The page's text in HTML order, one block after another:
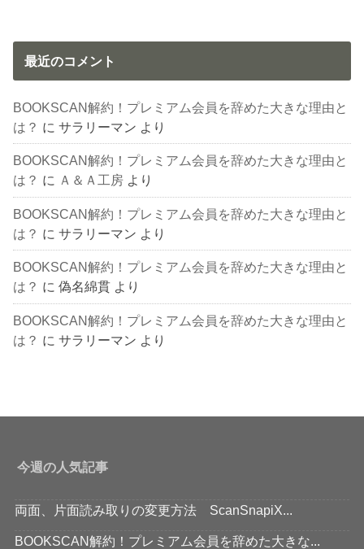
最近のコメント
BOOKSCAN解約！プレミアム会員を辞めた大きな理由と
は？ にサラリーマン より
BOOKSCAN解約！プレミアム会員を辞めた大きな理由と
は？ に Ａ＆Ａ工房 より
BOOKSCAN解約！プレミアム会員を辞めた大きな理由と
は？ にサラリーマン より
BOOKSCAN解約！プレミアム会員を辞めた大きな理由と
は？ に偽名綿貫 より
BOOKSCAN解約！プレミアム会員を辞めた大きな理由と
は？ にサラリーマン より
今週の人気記事
両面、片面読み取りの変更方法 ScanSnapiX...
BOOKSCAN解約！プレミアム会員を辞めた大きな...